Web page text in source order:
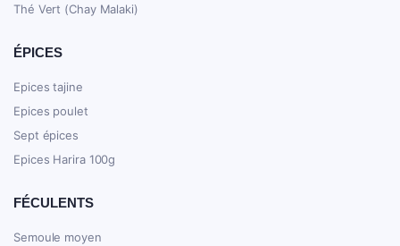
Thé Vert (Chay Malaki)
ÉPICES
Epices tajine
Epices poulet
Sept épices
Epices Harira 100g
FÉCULENTS
Semoule moyen